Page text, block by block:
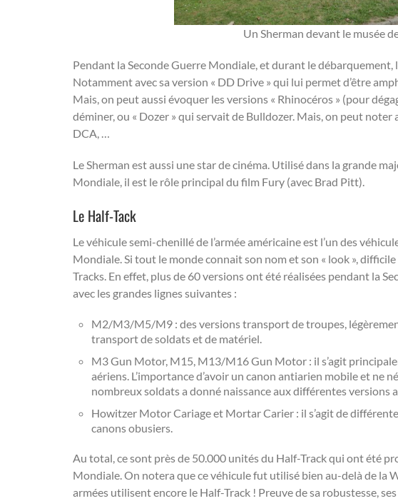
Un Sherman devant le musée
Pendant la Seconde Guerre Mondiale, et durant le débarquement,
Notamment avec sa version « DD Drive » qui lui permet d’être
Mais, on peut aussi évoquer les versions « Rhinocéros » (pour
déminer, ou « Dozer » qui servait de Bulldozer. Mais, on peut noter
DCA, …
Le Sherman est aussi une star de cinéma. Utilisé dans la grande
Mondiale, il est le rôle principal du film Fury (avec Brad Pitt).
Le Half-Tack
Le véhicule semi-chenillé de l’armée américaine est l’un des
Mondiale. Si tout le monde connait son nom et son « look »,
Tracks. En effet, plus de 60 versions ont été réalisées pendant la
avec les grandes lignes suivantes :
M2/M3/M5/M9 : des versions transport de troupes,
transport de soldats et de matériel.
M3 Gun Motor, M15, M13/M16 Gun Motor : il s’agit
aériens. L’importance d’avoir un canon antiarien mobile et ne
nombreux soldats a donné naissance aux différentes versions
Howitzer Motor Cariage et Mortar Carier : il s’agit de
canons obusiers.
Au total, ce sont près de 50.000 unités du Half-Track qui ont été
Mondiale. On notera que ce véhicule fut utilisé bien au-delà de la
armées utilisent encore le Half-Track ! Preuve de sa robustesse,